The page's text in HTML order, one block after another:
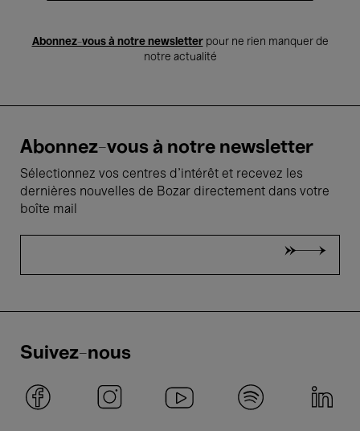
Abonnez-vous à notre newsletterpour ne rien manquer de
notre actualité
Abonnez-vous à notre newsletter
Sélectionnez vos centres d'intérêt et recevez les
dernières nouvelles de Bozar directement dans votre
boîte mail
Suivez-nous